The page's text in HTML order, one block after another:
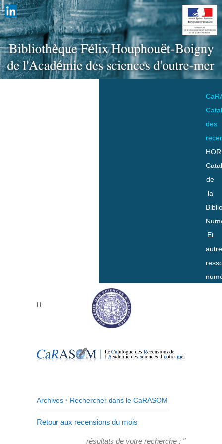
des
de
la
Et
Archives • Rechercher dans le CaRASOM
Retour aux recensions du mois
résultats de votre recherche : "